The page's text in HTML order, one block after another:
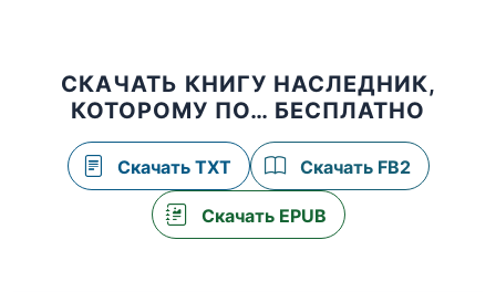
СКАЧАТЬ КНИГУ НАСЛЕДНИК,
КОТОРОМУ ПО… БЕСПЛАТНО
Скачать TXT Скачать FB2
Скачать EPUB